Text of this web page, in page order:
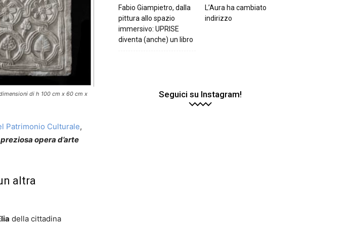
di h 100 cm x 60 cm x
Patrimonio Culturale,
preziosa opera d’arte
altra
della cittadina
Fabio Giampietro, dalla
pittura allo spazio
immersivo: UPRISE
diventa (anche) un libro
L’Aura ha cambiato
indirizzo
Seguici su Instagram!